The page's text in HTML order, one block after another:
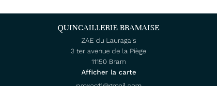
QUINCAILLERIE BRAMAISE
ZAE du Lauragais
3 ter avenue de la Piège
11150 Bram
Afficher la carte